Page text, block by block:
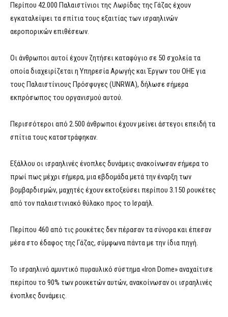
Περίπου 42.000 Παλαιστίνιοι της Λωρίδας της Γάζας έχουν
εγκαταλείψει τα σπίτια τους εξαιτίας των ισραηλινών
αεροπορικών επιθέσεων.
Οι άνθρωποι αυτοί έχουν ζητήσει καταφύγιο σε 50 σχολεία τα
οποία διαχειρίζεται η Υπηρεσία Αρωγής και Έργων του ΟΗΕ για
τους Παλαιστίνιους Πρόσφυγες (UNRWA), δήλωσε σήμερα
εκπρόσωπος του οργανισμού αυτού.
Περισσότεροι από 2.500 άνθρωποι έχουν μείνει άστεγοι επειδή τα
σπίτια τους καταστράφηκαν.
Εξάλλου οι ισραηλινές ένοπλες δυνάμεις ανακοίνωσαν σήμερα το
πρωί πως μέχρι σήμερα, μια εβδομάδα μετά την έναρξη των
βομβαρδισμών, μαχητές έχουν εκτοξεύσει περίπου 3.150 ρουκέτες
από τον παλαιστινιακό θύλακο προς το Ισραήλ.
Περίπου 460 από τις ρουκέτες δεν πέρασαν τα σύνορα και έπεσαν
μέσα στο έδαφος της Γάζας, σύμφωνα πάντα με την ίδια πηγή.
Το ισραηλινό αμυντικό πυραυλικό σύστημα «Iron Dome» αναχαίτισε
περίπου το 90% των ρουκετών αυτών, ανακοίνωσαν οι ισραηλινές
ένοπλες δυνάμεις.